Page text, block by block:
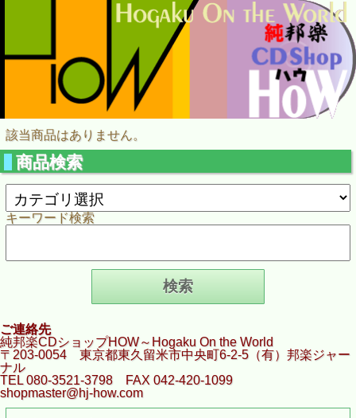
該当商品はありません。
商品検索
キーワード検索
ご連絡先
純邦楽CDショップHOW～Hogaku On the World
〒203-0054 東京都東久留米市中央町6-2-5（有）邦楽ジャー
ナル
TEL 080-3521-3798 FAX 042-420-1099
shopmaster@hj-how.com